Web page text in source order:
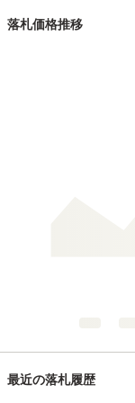
落札価格推移
最近の落札履歴